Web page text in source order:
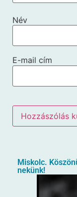
Név
E-mail cím
Miskolc.
nekünk!